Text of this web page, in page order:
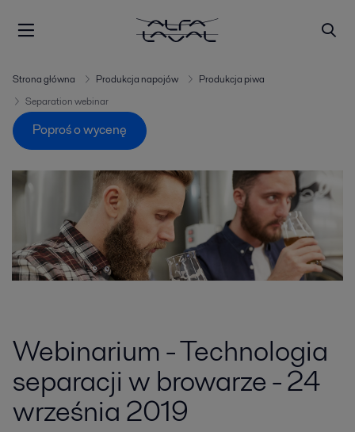
Strona główna Produkcja napojów
Produkcja piwa
Separation webinar
Poproś o wycenę
Webinarium - Technologia
separacji w browarze - 24
września 2019